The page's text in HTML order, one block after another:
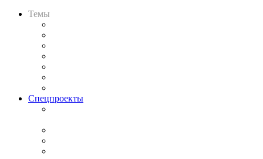
Темы
Спецпроекты